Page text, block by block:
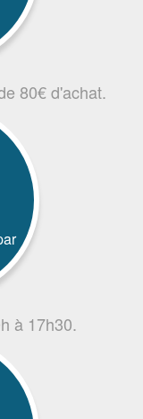
80€ d'achat.
à 17h30.